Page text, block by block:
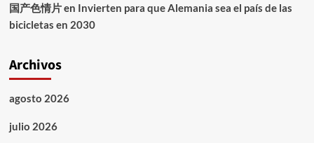
国产色情片en Invierten para que Alemania sea el país de las
bicicletas en 2030
Archivos
agosto 2026
julio 2026